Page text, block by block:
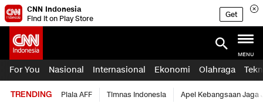
CNN Indonesia
Find it on Play Store
Get
MENU
For You Nasional Internasional Ekonomi Olahraga
TRENDING Piala AFF Timnas Indonesia Apel Kebangsaan Jaga